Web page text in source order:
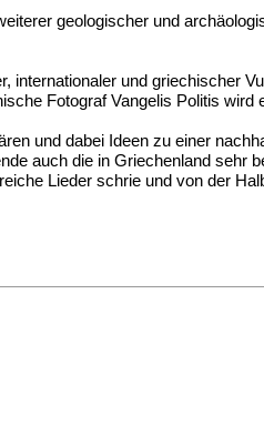
geologischer und
internationaler und griechischer
Fotograf Vangelis Politis wird
und dabei Ideen zu einer
auch die in Griechenland sehr
Lieder schrie und von der